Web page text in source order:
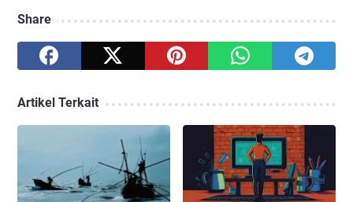
Share
Artikel Terkait